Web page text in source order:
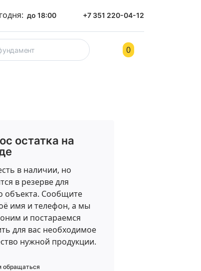
до 18:00 +7 351 220-04-12
0
остатка на
в наличии, но
в резерве для
объекта. Сообщите
имя и телефон, а мы
и постараемся
для вас необходимое
нужной продукции.
обращаться